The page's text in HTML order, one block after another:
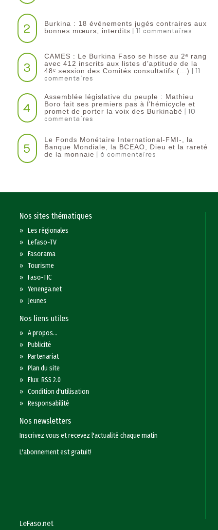
2
Burkina : 18 événements jugés contraires aux
bonnes mœurs, interdits | 11 commentaires
3
CAMES : Le Burkina Faso se hisse au 2ᵉ rang
avec 412 inscrits aux listes d’aptitude de la
48ᵉ session des Comités consultatifs (…) | 11
commentaires
4
Assemblée législative du peuple : Mathieu
Boro fait ses premiers pas à l’hémicycle et
promet de porter la voix des Burkinabè | 10
commentaires
5
Le Fonds Monétaire International-FMI-, la
Banque Mondiale, la BCEAO, Dieu et la rareté
de la monnaie | 6 commentaires
Nos sites thématiques
»Les régionales
»Lefaso-TV
»Fasorama
»Tourisme
»Faso-TIC
»Yenenga.net
» Jeunes
Nos liens utiles
»A propos...
»Publicité
»Partenariat
»Plan du site
»Flux RSS 2.0
»Condition d'utilisation
»Responsabilité
Nos newsletters
Inscrivez vous et recevez l'actualité chaque matin
L'abonnement est gratuit!
LeFaso.net